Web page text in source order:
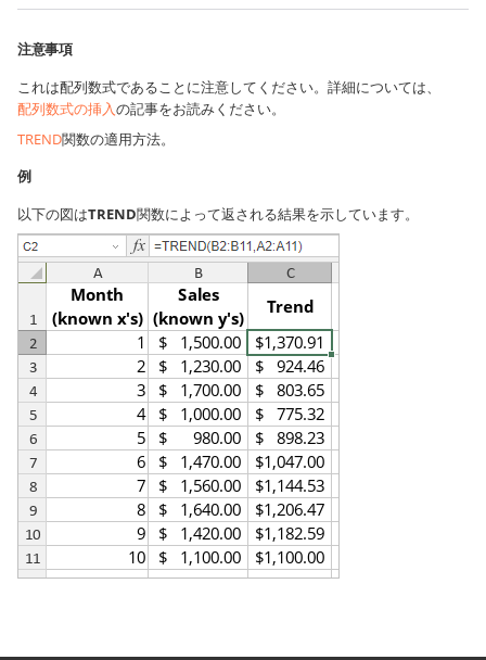
注意事項
これは配列数式であることに注意してください。詳細については、
配列数式の挿入の記事をお読みください。
TREND関数の適用方法。
例
以下の図はTREND関数によって返される結果を示しています。